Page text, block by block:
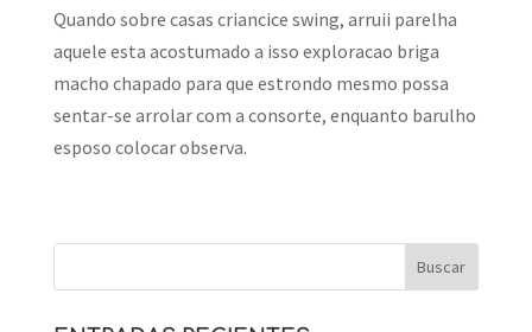
Quando sobre casas criancice swing, arruii parelha
aquele esta acostumado a isso exploracao briga
macho chapado para que estrondo mesmo possa
sentar-se arrolar com a consorte, enquanto barulho
esposo colocar observa.